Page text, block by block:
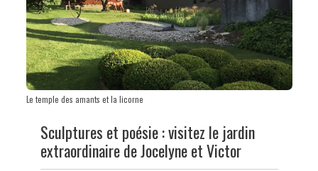
Le temple des amants et la licorne
Sculptures et poésie : visitez le jardin
extraordinaire de Jocelyne et Victor